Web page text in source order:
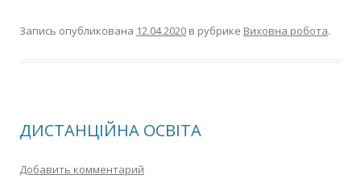
Запись опубликована 12.04.2020 в рубрике Виховна робота.
ДИСТАНЦІЙНА ОСВІТА
Добавить комментарий